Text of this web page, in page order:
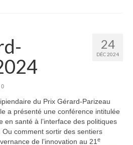
24
DÉC 2024
0
du Prix Gérard-Parizeau
a présenté une conférence intitulée
en santé à l’interface des politiques
comment sortir des sentiers
de l’innovation au 21 e